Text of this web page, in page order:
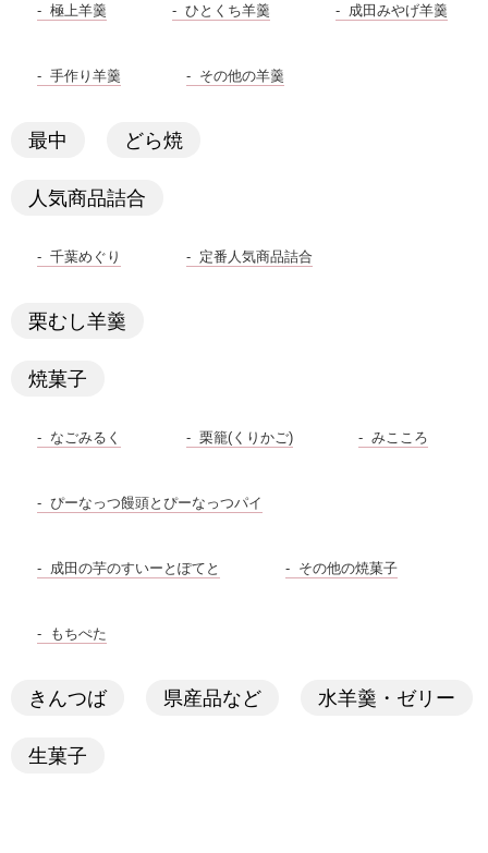
極上羊羹 ひとくち羊羹 成田みやげ羊羹
手作り羊羹 その他の羊羹
最中 どら焼
人気商品詰合
千葉めぐり 定番人気商品詰合
栗むし羊羹
焼菓子
なごみるく 栗籠(くりかご) みこころ
ぴーなっつ饅頭とぴーなっつパイ
成田の芋のすいーとぽてと その他の焼菓子
もちぺた
きんつば 県産品など 水羊羹・ゼリー
生菓子